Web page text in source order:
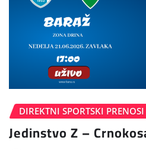
DIREKTNI SPORTSKI PRENOSI
Jedinstvo Z –